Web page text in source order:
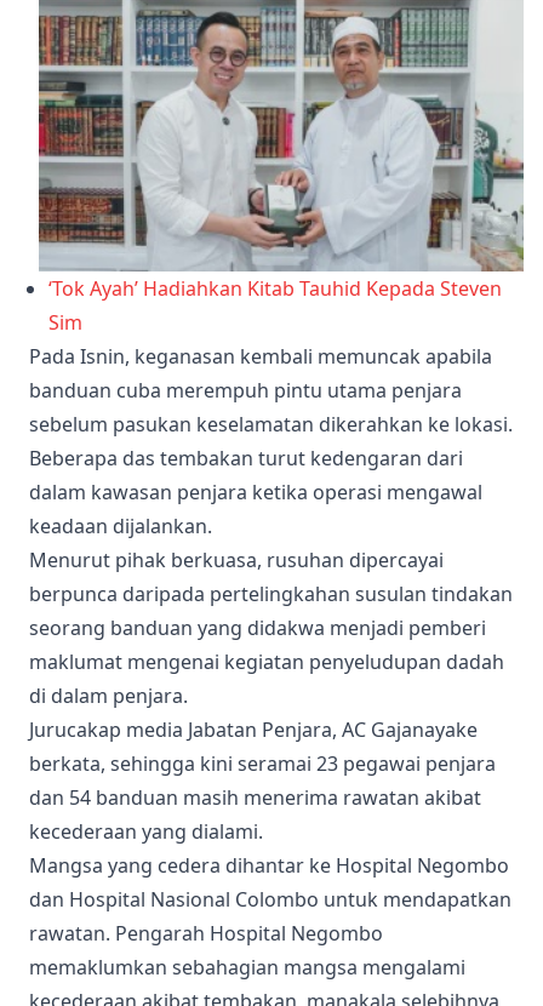
‘Tok Ayah’ Hadiahkan Kitab Tauhid Kepada Steven
Sim
Pada Isnin, keganasan kembali memuncak apabila
banduan cuba merempuh pintu utama penjara
sebelum pasukan keselamatan dikerahkan ke lokasi.
Beberapa das tembakan turut kedengaran dari
dalam kawasan penjara ketika operasi mengawal
keadaan dijalankan.
Menurut pihak berkuasa, rusuhan dipercayai
berpunca daripada pertelingkahan susulan tindakan
seorang banduan yang didakwa menjadi pemberi
maklumat mengenai kegiatan penyeludupan dadah
di dalam penjara.
Jurucakap media Jabatan Penjara, AC Gajanayake
berkata, sehingga kini seramai 23 pegawai penjara
dan 54 banduan masih menerima rawatan akibat
kecederaan yang dialami.
Mangsa yang cedera dihantar ke Hospital Negombo
dan Hospital Nasional Colombo untuk mendapatkan
rawatan. Pengarah Hospital Negombo
memaklumkan sebahagian mangsa mengalami